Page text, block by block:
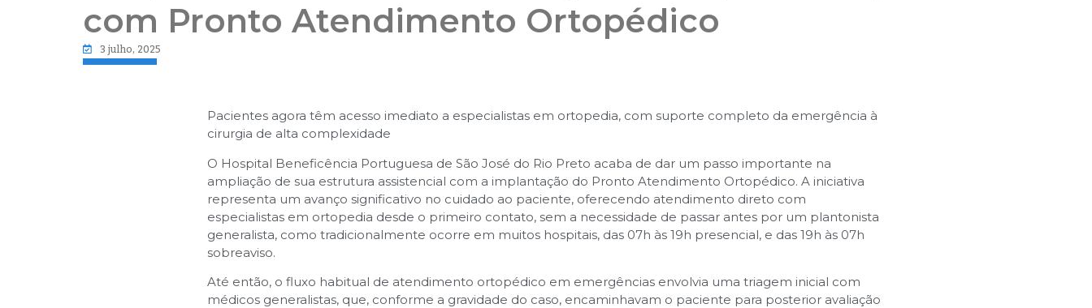
com Pronto Atendimento Ortopédico
3 julho, 2025
Pacientes agora têm acesso imediato a especialistas em ortopedia, com suporte completo da emergência à
cirurgia de alta complexidade
O Hospital Beneficência Portuguesa de São José do Rio Preto acaba de dar um passo importante na
ampliação de sua estrutura assistencial com a implantação do Pronto Atendimento Ortopédico. A iniciativa
representa um avanço significativo no cuidado ao paciente, oferecendo atendimento direto com
especialistas em ortopedia desde o primeiro contato, sem a necessidade de passar antes por um plantonista
generalista, como tradicionalmente ocorre em muitos hospitais, das 07h às 19h presencial, e das 19h às 07h
sobreaviso.
Até então, o fluxo habitual de atendimento ortopédico em emergências envolvia uma triagem inicial com
médicos generalistas, que, conforme a gravidade do caso, encaminhavam o paciente para posterior avaliação